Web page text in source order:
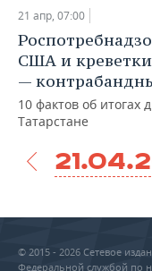
21 апр, 07:00
США и
—
10 фактов об итогах
Татарстане
© 2015 - 2026 Сетевое
Федеральной службой по